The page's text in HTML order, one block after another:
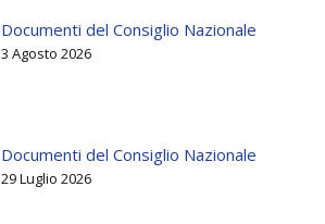
Documenti del Consiglio Nazionale
3 Agosto 2026
Documenti del Consiglio Nazionale
29 Luglio 2026